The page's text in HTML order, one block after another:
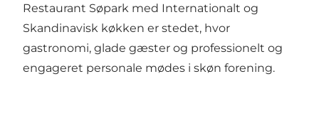
Restaurant Søpark med Internationalt og
Skandinavisk køkken er stedet, hvor
gastronomi, glade gæster og professionelt og
engageret personale mødes i skøn forening.